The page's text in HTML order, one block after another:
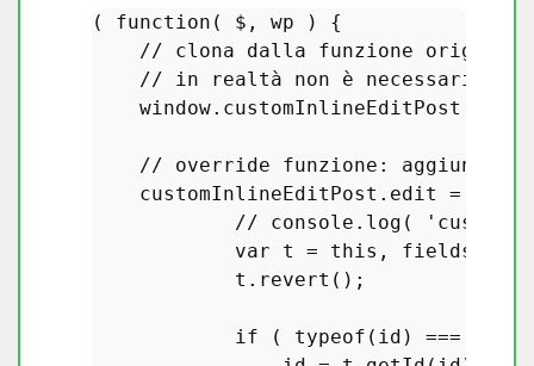
( function ( $, wp
) {
// clona dalla funzione
// in realtà non è necessario
window. customInlineEditPost
// override funzione: aggiungi
    customInlineEditPost.
edit =
// console.log(
var t = this , fields,
            t.
revert ();
if ( typeof (id) ===